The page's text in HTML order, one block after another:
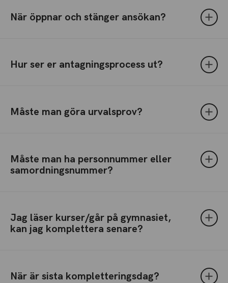
När öppnar och stänger ansökan?
Hur ser er antagningsprocess ut?
Måste man göra urvalsprov?
Måste man ha personnummer eller
samordningsnummer?
Jag läser kurser/går på gymnasiet,
kan jag komplettera senare?
När är sista kompletteringsdag?